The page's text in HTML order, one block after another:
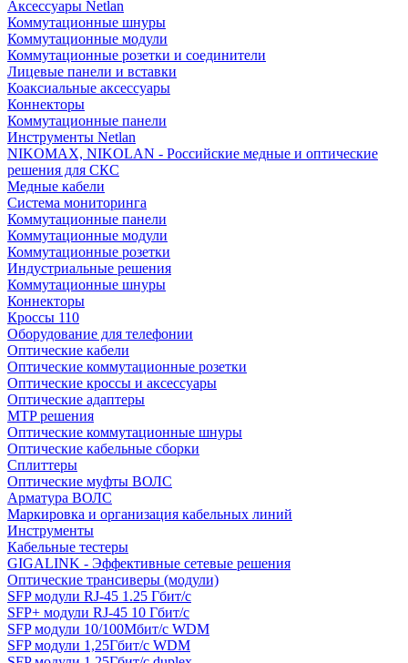
Аксессуары Netlan
Коммутационные шнуры
Коммутационные модули
Коммутационные розетки и соединители
Лицевые панели и вставки
Коаксиальные аксессуары
Коннекторы
Коммутационные панели
Инструменты Netlan
NIKOMAX, NIKOLAN - Российские медные и оптические
решения для СКС
Медные кабели
Система мониторинга
Коммутационные панели
Коммутационные модули
Коммутационные розетки
Индустриальные решения
Коммутационные шнуры
Коннекторы
Кроссы 110
Оборудование для телефонии
Оптические кабели
Оптические коммутационные розетки
Оптические кроссы и аксессуары
Оптические адаптеры
MTP решения
Оптические коммутационные шнуры
Оптические кабельные сборки
Сплиттеры
Оптические муфты ВОЛС
Арматура ВОЛС
Маркировка и организация кабельных линий
Инструменты
Кабельные тестеры
GIGALINK - Эффективные сетевые решения
Оптические трансиверы (модули)
SFP модули RJ-45 1.25 Гбит/c
SFP+ модули RJ-45 10 Гбит/c
SFP модули 10/100Мбит/с WDM
SFP модули 1,25Гбит/с WDM